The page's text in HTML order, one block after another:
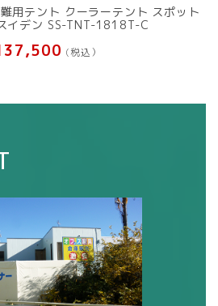
用テント クーラーテント スポット
イデン SS-TNT-1818T-C
(税込）